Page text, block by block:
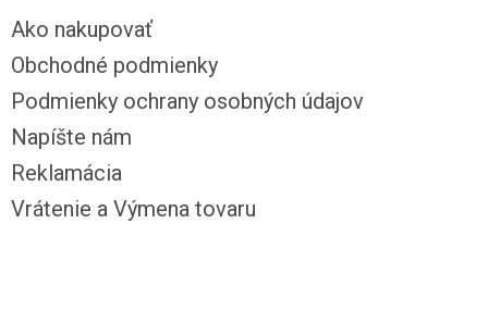
Ako nakupovať
Obchodné podmienky
Podmienky ochrany osobných údajov
Napíšte nám
Reklamácia
Vrátenie a Výmena tovaru